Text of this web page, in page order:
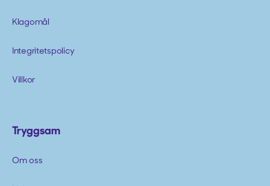
Klagomål
Integritetspolicy
Villkor
Tryggsam
Om oss